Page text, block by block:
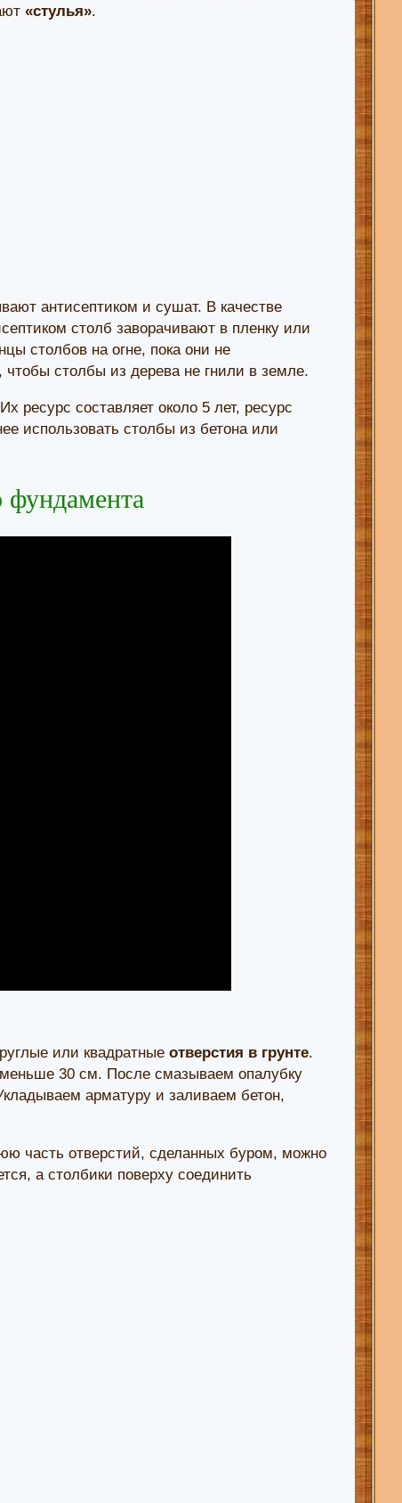
«стулья».
антисептиком и сушат. В качестве
столб заворачивают в пленку или
столбов на огне, пока они не
столбы из дерева не гнили в земле.
ресурс составляет около 5 лет, ресурс
использовать столбы из бетона или
фундамента
или квадратные отверстия в грунте.
30 см. После смазываем опалубку
арматуру и заливаем бетон,
часть отверстий, сделанных буром, можно
а столбики поверху соединить